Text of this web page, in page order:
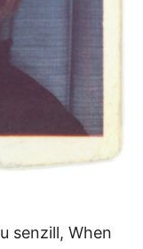
senzill, When